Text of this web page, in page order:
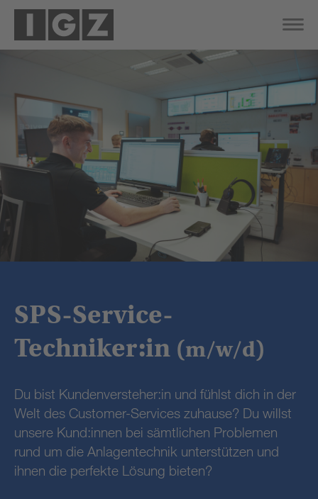
SPS-Service-
Techniker:in (m/w/d)
Du bist Kundenversteher:in und fühlst dich in der
Welt des Customer-Services zuhause? Du willst
unsere Kund:innen bei sämtlichen Problemen
rund um die Anlagentechnik unterstützen und
ihnen die perfekte Lösung bieten?